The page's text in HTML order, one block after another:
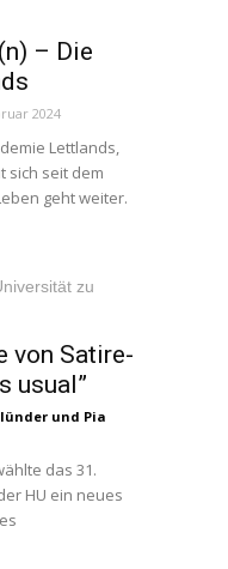
– Die
2024
Lettlands,
sich seit dem
geht weiter.
von Satire-
usual”
und Pia
das 31.
HU ein neues